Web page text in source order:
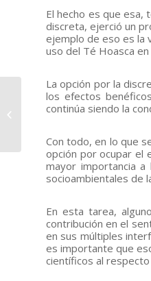
El hecho es que esa,
discreta, ejerció un
ejemplo de eso es la
uso del Té Hoasca
La opción por la
los efectos
continúa siendo la
Con todo, en lo que
opción por ocupar el
mayor importancia
socioambientales de
En esta tarea,
contribución en el
en sus múltiples
es importante que
científicos al
Crecen en la UDV
acciones para la
recursos naturales